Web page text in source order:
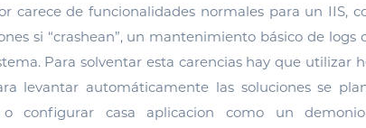
carece de funcionalidades normales para un IIS,
si “crashean”, un mantenimiento básico de logs
Para solventar esta carencias hay que utilizar
levantar automáticamente las soluciones se
o configurar casa aplicacion como un